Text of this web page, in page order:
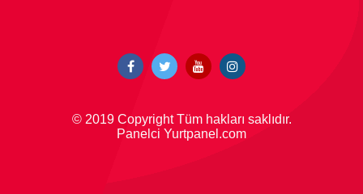
© 2019 Copyright Tüm hakları saklıdır.
Panelci Yurtpanel.com